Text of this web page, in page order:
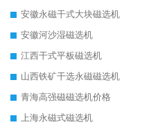
安徽永磁干式大块磁选机
安徽河沙湿磁选机
江西干式平板磁选机
山西铁矿干选永磁磁选机
青海高强磁磁选机价格
上海永磁式磁选机